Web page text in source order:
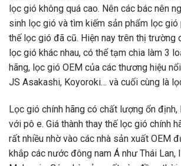
lọc gió không quá cao. Nên các bác nên
sinh lọc gió và tìm kiếm sản phẩm lọc gió
thế lọc gió đã cũ. Hiện nay trên thị trường
lọc gió khác nhau, có thể tạm chia làm 3
hãng, lọc gió OEM của các thương hiệu
JS Asakashi, Koyoroki… và cuối cùng là
Lọc gió chính hãng có chất lượng ổn
với pô e. Giá thành thay thế lọc gió chính
rất nhiều nhờ vào các nhà sản xuất OEM
khắp các nước đông nam Á như Thái Lan,